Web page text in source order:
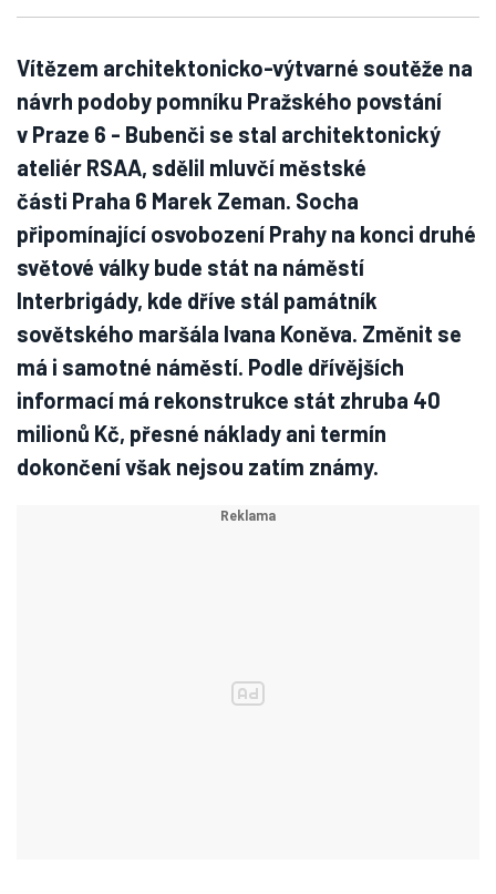
Vítězem architektonicko-výtvarné soutěže na
návrh podoby pomníku Pražského povstání
v Praze 6 - Bubenči se stal architektonický
ateliér RSAA, sdělil mluvčí městské
části Praha 6 Marek Zeman. Socha
připomínající osvobození Prahy na konci druhé
světové války bude stát na náměstí
Interbrigády, kde dříve stál památník
sovětského maršála Ivana Koněva. Změnit se
má i samotné náměstí. Podle dřívějších
informací má rekonstrukce stát zhruba 40
milionů Kč, přesné náklady ani termín
dokončení však nejsou zatím známy.